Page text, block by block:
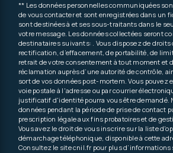
** Les données personnelles communiquées
de vous contacter et sont enregistrées dans un
sont destinées à et ses sous-traitants dans le
votre message. Les données collectées seront
destinataires suivants: . Vous disposez de droits
rectification, d’effacement, de portabilité, de
retrait de votre consentement à tout moment et
réclamation auprès d’une autorité de contrôle,
sort de vos données post-mortem. Vous pouvez
voie postale à l'adresse ou par courrier
justificatif d'identité pourra vous être demandé.
données pendant la période de prise de contact
prescription légale aux fins probatoires et de
Vous avez le droit de vous inscrire sur la liste
démarchage téléphonique, disponible à cette
Consultez le site cnil.fr pour plus d’informations